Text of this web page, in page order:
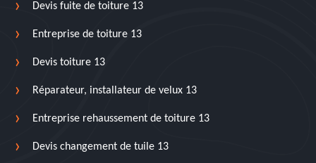
Devis fuite de toiture 13
Entreprise de toiture 13
Devis toiture 13
Réparateur, installateur de velux 13
Entreprise rehaussement de toiture 13
Devis changement de tuile 13